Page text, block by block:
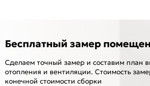
Бесплатный замер
Сделаем точный замер и составим план
отопления и вентиляции. Стоимость
конечной стоимости сборки